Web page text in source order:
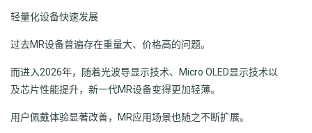
轻量化设备快速发展
过去MR设备普遍存在重量大、价格高的问题。
而进入2026年，随着光波导显示技术、Micro OLED显示技术以
及芯片性能提升，新一代MR设备变得更加轻薄。
用户佩戴体验显著改善，MR应用场景也随之不断扩展。